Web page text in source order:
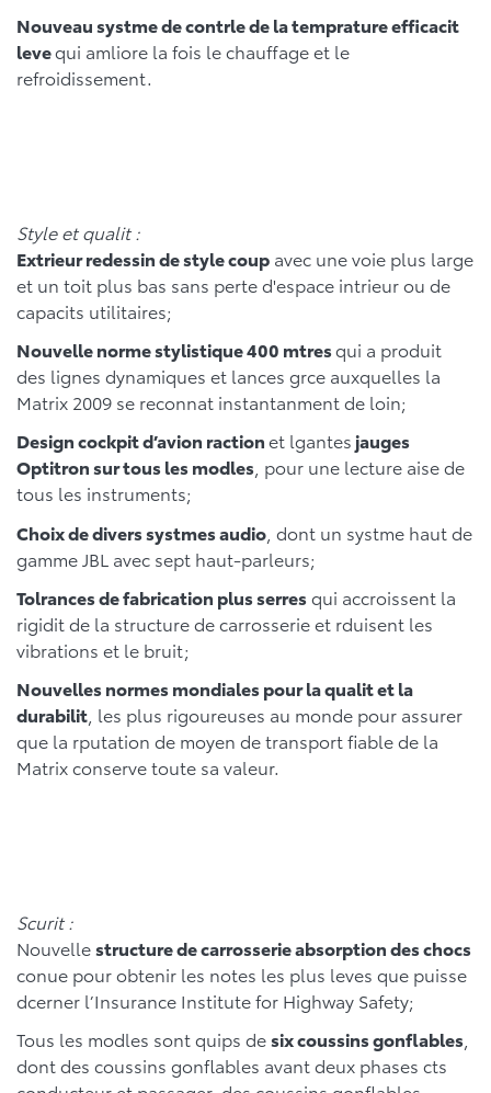
Nouveau systme de contrle de la temprature efficacit
levequi amliore la fois le chauffage et le
refroidissement.
Style et qualit :
Extrieur redessin de style coup avec une voie plus large
et un toit plus bas sans perte d'espace intrieur ou de
capacits utilitaires;
Nouvelle norme stylistique 400 mtresqui a produit
des lignes dynamiques et lances grce auxquelles la
Matrix 2009 se reconnat instantanment de loin;
Design cockpit d’avion ractionet lgantesjauges
Optitron sur tous les modles , pour une lecture aise de
tous les instruments;
Choix de divers systmes audio , dont un systme haut de
gamme JBL avec sept haut-parleurs;
Tolrances de fabrication plus serresqui accroissent la
rigidit de la structure de carrosserie et rduisent les
vibrations et le bruit;
Nouvelles normes mondiales pour la qualit et la
durabilit , les plus rigoureuses au monde pour assurer
que la rputation de moyen de transport fiable de la
Matrix conserve toute sa valeur.
Scurit :
Nouvellestructure de carrosserie absorption des chocs
conue pour obtenir les notes les plus leves que puisse
dcerner l’Insurance Institute for Highway Safety;
Tous les modles sont quips desix coussins gonflables
dont des coussins gonflables avant deux phases cts